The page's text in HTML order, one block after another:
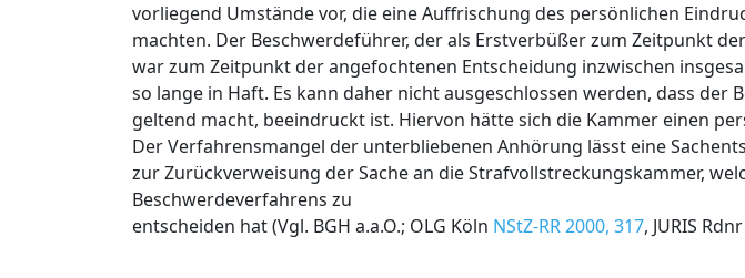
vorliegend Umstände vor, die eine Auffrischung des persönlichen
machten. Der Beschwerdeführer, der als Erstverbüßer zum Zeitpunkt
war zum Zeitpunkt der angefochtenen Entscheidung inzwischen
so lange in Haft. Es kann daher nicht ausgeschlossen werden, dass
geltend macht, beeindruckt ist. Hiervon hätte sich die Kammer einen
Der Verfahrensmangel der unterbliebenen Anhörung lässt eine
zur Zurückverweisung der Sache an die Strafvollstreckungskammer,
Beschwerdeverfahrens zu
entscheiden hat (Vgl. BGH a.a.O.; OLG Köln NStZ-RR 2000, 317, JURIS